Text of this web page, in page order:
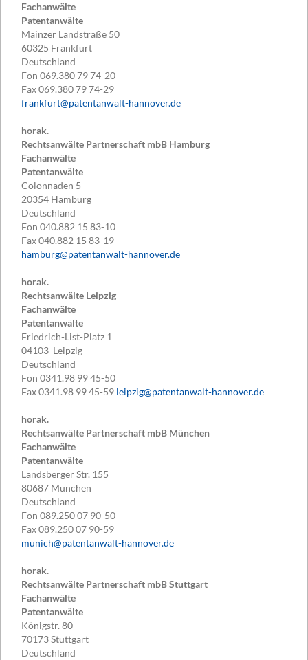
Fachanwälte
Patentanwälte
Mainzer Landstraße 50
60325 Frankfurt
Deutschland
Fon 069.380 79 74-20
Fax069.380 79 74-29
frankfurt@patentanwalt-hannover.de
horak.
Rechtsanwälte Partnerschaft mbB Hamburg
Fachanwälte
Patentanwälte
Colonnaden 5
20354 Hamburg
Deutschland
Fon 040.882 15 83-10
Fax040.882 15 83-19
hamburg@patentanwalt-hannover.de
horak.
Rechtsanwälte Leipzig
Fachanwälte
Patentanwälte
Friedrich-List-Platz 1
04103 Leipzig
Deutschland
Fon 0341.98 99 45-50
Fax0341.98 99 45-59 leipzig@patentanwalt-hannover.de
horak.
Rechtsanwälte Partnerschaft mbB München
Fachanwälte
Patentanwälte
Landsberger Str. 155
80687 München
Deutschland
Fon 089.250 07 90-50
Fax089.250 07 90-59
munich@patentanwalt-hannover.de
horak.
Rechtsanwälte Partnerschaft mbB Stuttgart
Fachanwälte
Patentanwälte
Königstr. 80
70173Stuttgart
Deutschland